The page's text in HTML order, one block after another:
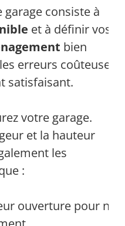
garage consiste à
et à définir vos
bien
erreurs coûteuses
satisfaisant.
votre garage.
et la hauteur
les
:
ouverture pour ne